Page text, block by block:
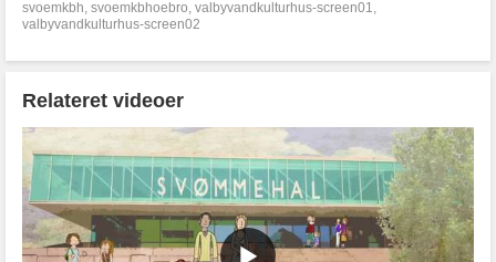
svoemkbh, svoemkbhoebro, valbyvandkulturhus-screen01,
valbyvandkulturhus-screen02
Relateret videoer